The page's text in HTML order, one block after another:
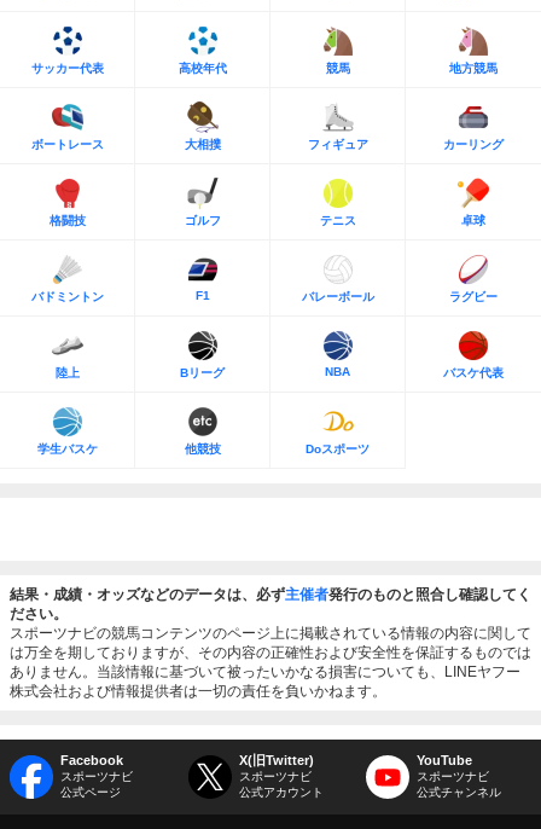
サッカー代表 高校年代 競馬 地方競馬
ボートレース 大相撲 フィギュア カーリング
格闘技 ゴルフ テニス 卓球
バドミントン F1 バレーボール ラグビー
陸上 Bリーグ NBA バスケ代表
学生バスケ 他競技 Doスポーツ
結果・成績・オッズなどのデータは、必ず主催者発行のものと照合し確認してく
ださい。
スポーツナビの競馬コンテンツのページ上に掲載されている情報の内容に関して
は万全を期しておりますが、その内容の正確性および安全性を保証するものでは
ありません。当該情報に基づいて被ったいかなる損害についても、LINEヤフー
株式会社および情報提供者は一切の責任を負いかねます。
Facebook
スポーツナビ
公式ページ
X(旧Twitter)
スポーツナビ
公式アカウント
YouTube
スポーツナビ
公式チャンネル